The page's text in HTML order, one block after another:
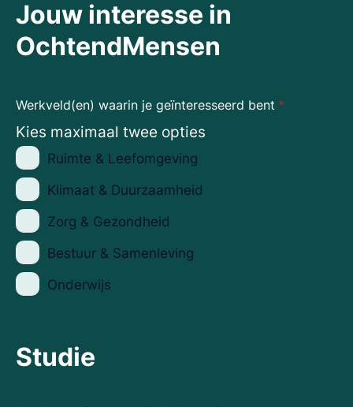
Jouw interesse in
OchtendMensen
Werkveld(en) waarin je geïnteresseerd bent *
Kies maximaal twee opties
Ruimte & Leefomgeving
Klimaat & Duurzaamheid
Zorg & Gezondheid
Bestuur & Samenleving
Onderwijs
Studie